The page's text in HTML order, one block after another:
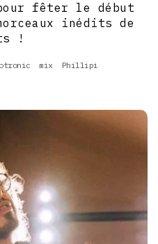
fêter le début
inédits de
!
mix Phillipi